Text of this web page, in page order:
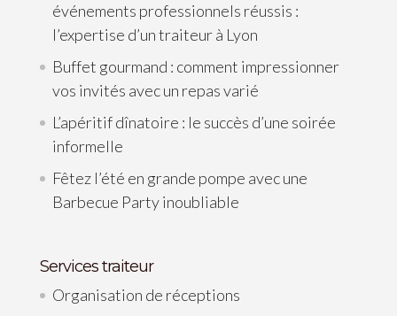
événements professionnels réussis :
l’expertise d’un traiteur à Lyon
Buffet gourmand : comment impressionner
vos invités avec un repas varié
L’apéritif dînatoire : le succès d’une soirée
informelle
Fêtez l’été en grande pompe avec une
Barbecue Party inoubliable
Services traiteur
Organisation de réceptions